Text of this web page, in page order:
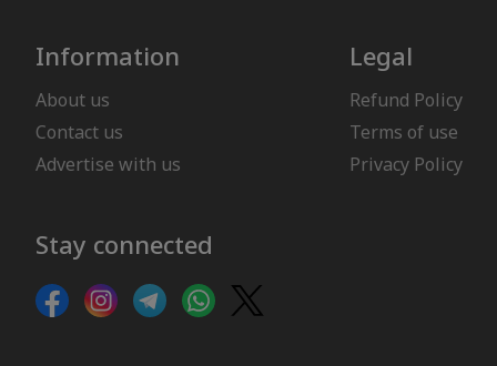
Information
About us
Contact us
Advertise with us
Legal
Refund Policy
Terms of use
Privacy Policy
Stay connected